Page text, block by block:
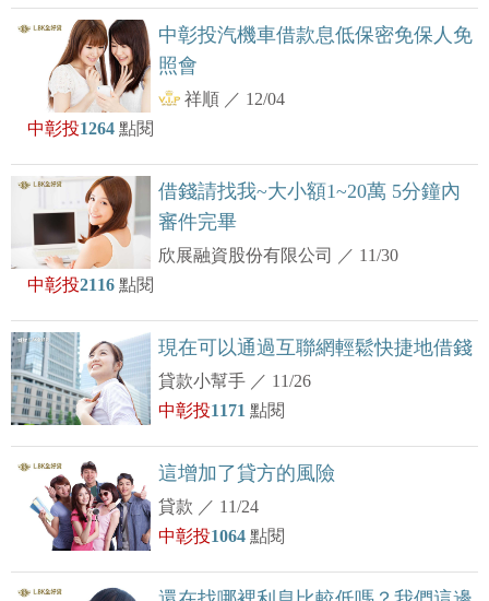
中彰投汽機車借款息低保密免保人免
照會
祥順 ／ 12/04
中彰投1264 點閱
借錢請找我~大小額1~20萬 5分鐘內
審件完畢
欣展融資股份有限公司 ／ 11/30
中彰投2116 點閱
現在可以通過互聯網輕鬆快捷地借錢
貸款小幫手 ／ 11/26
中彰投1171點閱
這增加了貸方的風險
貸款 ／ 11/24
中彰投1064點閱